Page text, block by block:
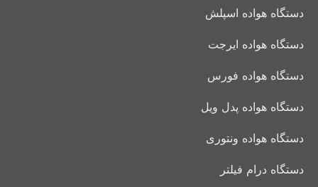
دستگاه هواده اسپلش
دستگاه هواده ایرجت
دستگاه هواده فورس
دستگاه هواده پدل ویل
دستگاه هواده ونتوری
دستگاه درام فیلتر